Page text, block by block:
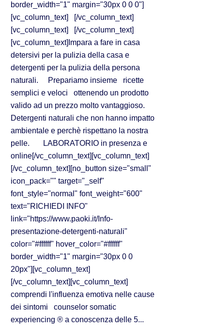
border_width="1" margin="30px 0 0 0"]
[vc_column_text] [/vc_column_text]
[vc_column_text] [/vc_column_text]
[vc_column_text]Impara a fare in casa
detersivi per la pulizia della casa e
detergenti per la pulizia della persona
naturali. Prepariamo insieme ricette
semplici e veloci ottenendo un prodotto
valido ad un prezzo molto vantaggioso.
Detergenti naturali che non hanno impatto
ambientale e perchè rispettano la nostra
pelle. LABORATORIO in presenza e
online[/vc_column_text][vc_column_text]
[/vc_column_text][no_button size="small"
icon_pack="" target="_self"
font_style="normal" font_weight="600"
text="RICHIEDI INFO"
link="https://www.paoki.it/Info-
presentazione-detergenti-naturali"
color="#ffffff" hover_color="#ffffff"
border_width="1" margin="30px 0 0
20px"][vc_column_text]
[/vc_column_text][vc_column_text]
comprendi l'influenza emotiva nelle cause
dei sintomi counselor somatic
experiencing ® a conoscenza delle 5...